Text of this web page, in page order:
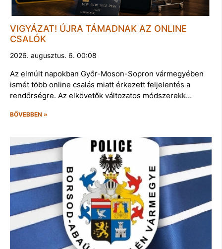
VIGYÁZAT! ÚJRA TÁMADNAK AZ ONLINE
CSALÓK
2026. augusztus. 6. 00:08
Az elmúlt napokban Győr-Moson-Sopron vármegyében
ismét több online csalás miatt érkezett feljelentés a
rendőrségre. Az elkövetők változatos módszerekk…
BŐVEBBEN »